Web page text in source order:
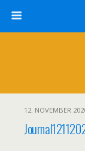
12. NOVEMBER